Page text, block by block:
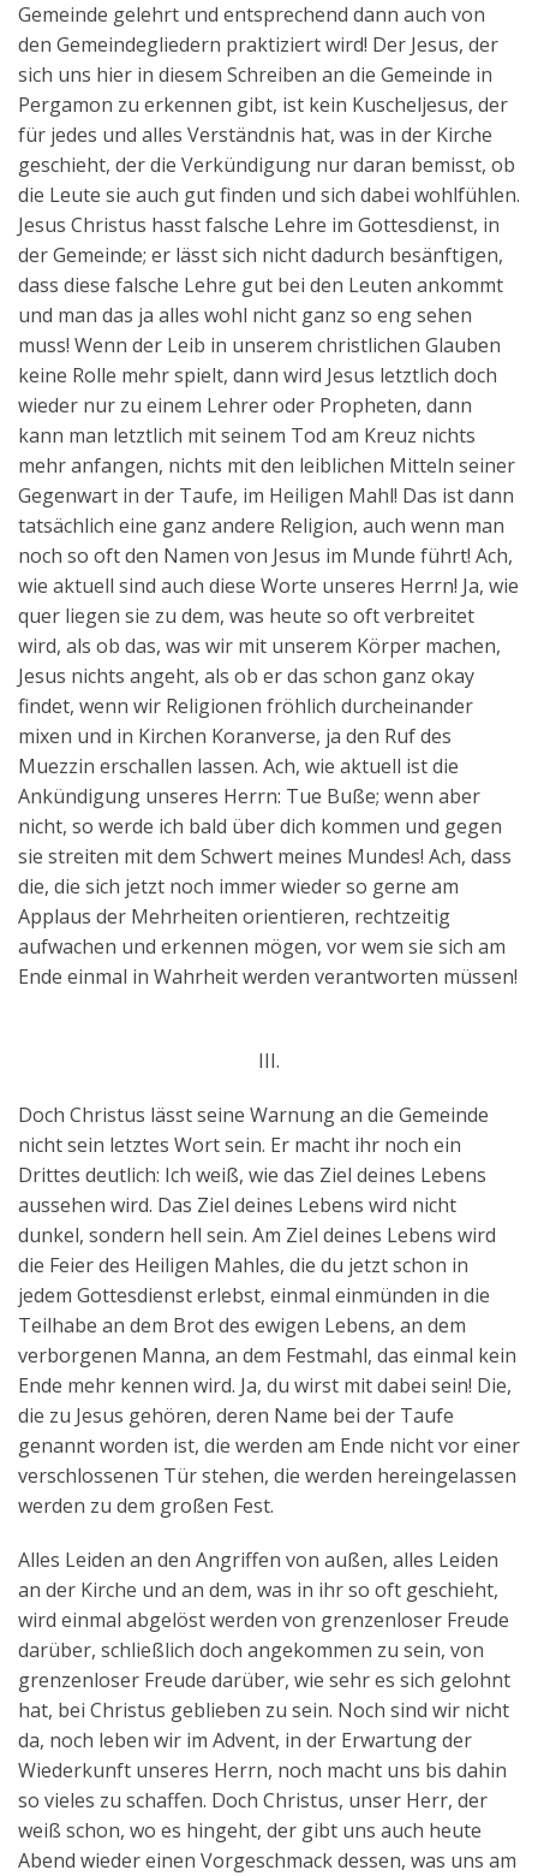
Gemeinde gelehrt und entsprechend dann auch von
den Gemeindegliedern praktiziert wird! Der Jesus, der
sich uns hier in diesem Schreiben an die Gemeinde in
Pergamon zu erkennen gibt, ist kein Kuscheljesus, der
für jedes und alles Verständnis hat, was in der Kirche
geschieht, der die Verkündigung nur daran bemisst, ob
die Leute sie auch gut finden und sich dabei wohlfühlen.
Jesus Christus hasst falsche Lehre im Gottesdienst, in
der Gemeinde; er lässt sich nicht dadurch besänftigen,
dass diese falsche Lehre gut bei den Leuten ankommt
und man das ja alles wohl nicht ganz so eng sehen
muss! Wenn der Leib in unserem christlichen Glauben
keine Rolle mehr spielt, dann wird Jesus letztlich doch
wieder nur zu einem Lehrer oder Propheten, dann
kann man letztlich mit seinem Tod am Kreuz nichts
mehr anfangen, nichts mit den leiblichen Mitteln seiner
Gegenwart in der Taufe, im Heiligen Mahl! Das ist dann
tatsächlich eine ganz andere Religion, auch wenn man
noch so oft den Namen von Jesus im Munde führt! Ach,
wie aktuell sind auch diese Worte unseres Herrn! Ja, wie
quer liegen sie zu dem, was heute so oft verbreitet
wird, als ob das, was wir mit unserem Körper machen,
Jesus nichts angeht, als ob er das schon ganz okay
findet, wenn wir Religionen fröhlich durcheinander
mixen und in Kirchen Koranverse, ja den Ruf des
Muezzin erschallen lassen. Ach, wie aktuell ist die
Ankündigung unseres Herrn: Tue Buße; wenn aber
nicht, so werde ich bald über dich kommen und gegen
sie streiten mit dem Schwert meines Mundes! Ach, dass
die, die sich jetzt noch immer wieder so gerne am
Applaus der Mehrheiten orientieren, rechtzeitig
aufwachen und erkennen mögen, vor wem sie sich am
Ende einmal in Wahrheit werden verantworten müssen!
III.
Doch Christus lässt seine Warnung an die Gemeinde
nicht sein letztes Wort sein. Er macht ihr noch ein
Drittes deutlich: Ich weiß, wie das Ziel deines Lebens
aussehen wird. Das Ziel deines Lebens wird nicht
dunkel, sondern hell sein. Am Ziel deines Lebens wird
die Feier des Heiligen Mahles, die du jetzt schon in
jedem Gottesdienst erlebst, einmal einmünden in die
Teilhabe an dem Brot des ewigen Lebens, an dem
verborgenen Manna, an dem Festmahl, das einmal kein
Ende mehr kennen wird. Ja, du wirst mit dabei sein! Die,
die zu Jesus gehören, deren Name bei der Taufe
genannt worden ist, die werden am Ende nicht vor einer
verschlossenen Tür stehen, die werden hereingelassen
werden zu dem großen Fest.
Alles Leiden an den Angriffen von außen, alles Leiden
an der Kirche und an dem, was in ihr so oft geschieht,
wird einmal abgelöst werden von grenzenloser Freude
darüber, schließlich doch angekommen zu sein, von
grenzenloser Freude darüber, wie sehr es sich gelohnt
hat, bei Christus geblieben zu sein. Noch sind wir nicht
da, noch leben wir im Advent, in der Erwartung der
Wiederkunft unseres Herrn, noch macht uns bis dahin
so vieles zu schaffen. Doch Christus, unser Herr, der
weiß schon, wo es hingeht, der gibt uns auch heute
Abend wieder einen Vorgeschmack dessen, was uns am